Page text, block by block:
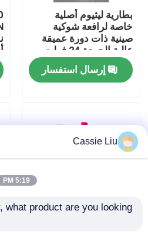
جولة في المعمل
رقابة جودة
اطلب اقتباس
بطارية الليثيوم رافعة شوكية
بطارية ليثيوم أيون رافعة شوكية
بطارية ليثيوم أصلية
خاصة لرافعة شوكية
صينية ذات دورة عميقة
عالية الجودة 24 فولت
36 أمبير في الساعة
لرافعة شوكية منصات
نقالة PET15N
إرسال استفسار
Cassie Liu
5:19 PM
what product are you looking